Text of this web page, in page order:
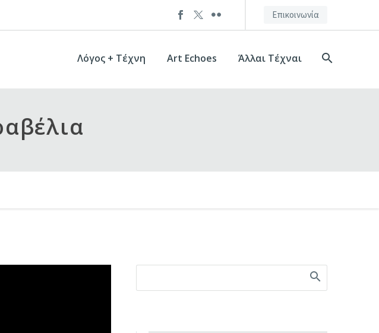
Επικοινωνία
Λόγος + Τέχνη Art Echoes Άλλαι Τέχναι